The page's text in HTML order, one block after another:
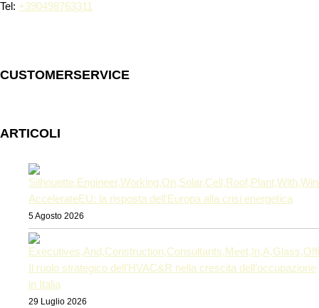
Tel: +390498763311
CUSTOMERSERVICE
ARTICOLI
AccelerateEU: la risposta dell’Europa alla crisi energetica
5 Agosto 2026
Il ruolo strategico dell’HVAC&R nella crescita dell’occupazione
in Italia
29 Luglio 2026